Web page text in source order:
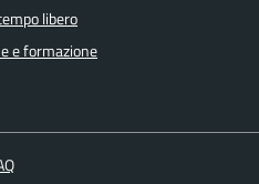
libero
e formazione